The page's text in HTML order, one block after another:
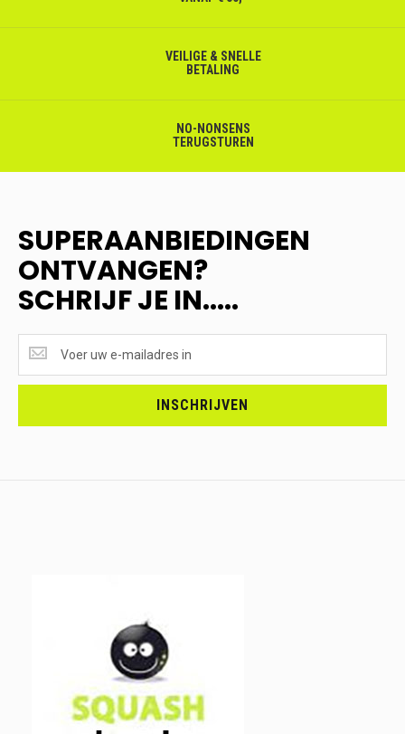
VEILIGE & SNELLE
BETALING
NO-NONSENS
TERUGSTUREN
SUPERAANBIEDINGEN
ONTVANGEN?
SCHRIJF JE IN.....
ONTVANGEN?
<br>SCHRIJF
INSCHRIJVEN